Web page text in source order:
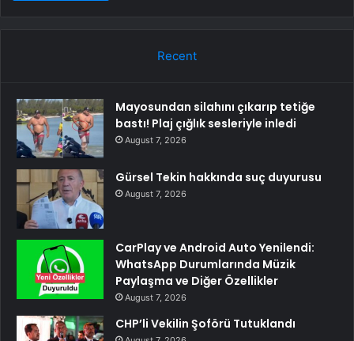
Recent
Mayosundan silahını çıkarıp tetiğe
bastı! Plaj çığlık sesleriyle inledi
August 7, 2026
Gürsel Tekin hakkında suç duyurusu
August 7, 2026
CarPlay ve Android Auto Yenilendi:
WhatsApp Durumlarında Müzik
Paylaşma ve Diğer Özellikler
August 7, 2026
CHP’li Vekilin Şoförü Tutuklandı